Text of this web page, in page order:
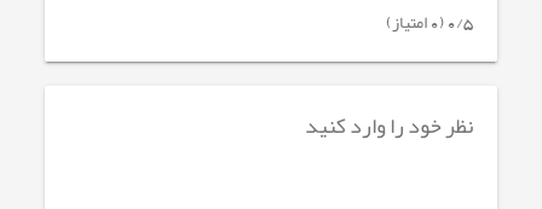
0/5 (0 امتیاز)
نظر خود را وارد کنید